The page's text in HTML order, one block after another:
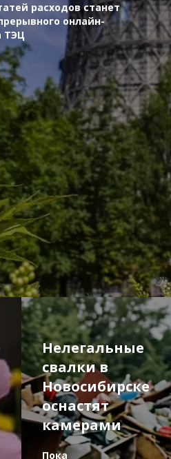
расходов станет
онлайн-
ТЭЦ
Нелегальные
свалки в
Новосибирске
оснастят
камерами
Пока